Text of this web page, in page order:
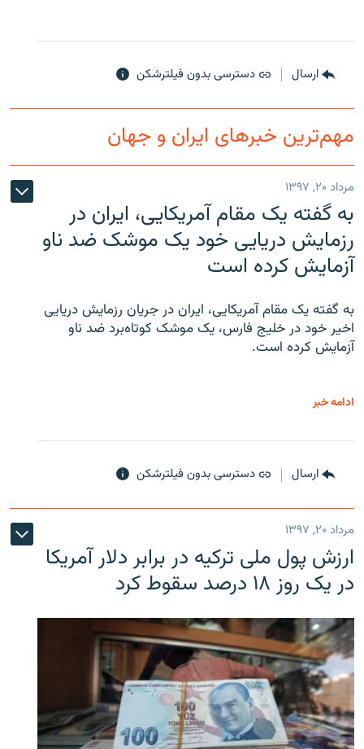
ارسال دسترسی بدون فیلترشکن
مهم‌ترین خبرهای ایران و جهان
مرداد ۲۰, ۱۳۹۷
به گفته یک مقام آمریکایی، ایران در
رزمایش دریایی خود یک موشک ضد ناو
آزمایش کرده است
به گفته یک مقام آمریکایی، ایران در جریان رزمایش دریایی
اخیر خود در خلیج فارس، یک موشک کوتاه‌برد ضد ناو
آزمایش کرده است.
ادامه خبر
ارسال دسترسی بدون فیلترشکن
مرداد ۲۰, ۱۳۹۷
ارزش پول ملی ترکیه در برابر دلار آمریکا
در یک روز ۱۸ درصد سقوط کرد